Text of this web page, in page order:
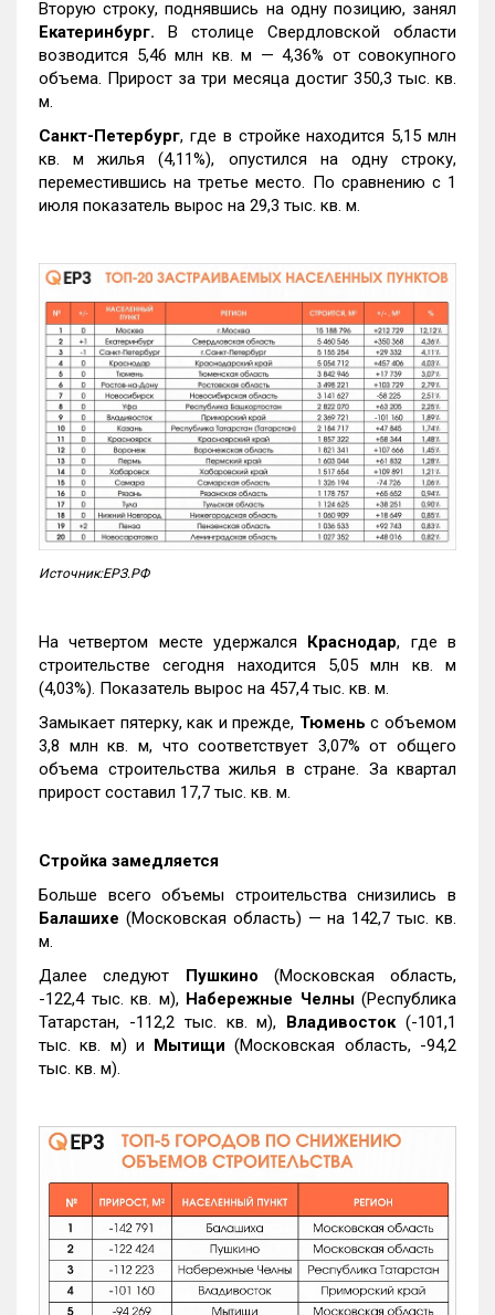
Вторую строку, поднявшись на одну позицию, занял
Екатеринбург. В столице Свердловской области
возводится 5,46 млн кв. м — 4,36% от совокупного
объема. Прирост за три месяца достиг 350,3 тыс. кв.
м.
Санкт-Петербург, где в стройке находится 5,15 млн
кв. м жилья (4,11%), опустился на одну строку,
переместившись на третье место. По сравнению с 1
июля показатель вырос на 29,3 тыс. кв. м.
Источник:ЕРЗ.РФ
На четвертом месте удержался Краснодар, где в
строительстве сегодня находится 5,05 млн кв. м
(4,03%). Показатель вырос на 457,4 тыс. кв. м.
Замыкает пятерку, как и прежде, Тюмень с объемом
3,8 млн кв. м, что соответствует 3,07% от общего
объема строительства жилья в стране. За квартал
прирост составил 17,7 тыс. кв. м.
Стройка замедляется
Больше всего объемы строительства снизились в
Балашихе (Московская область) — на 142,7 тыс. кв.
м.
Далее следуют Пушкино (Московская область,
-122,4 тыс. кв. м), Набережные Челны(Республика
Татарстан, -112,2 тыс. кв. м), Владивосток(-101,1
тыс. кв. м) и Мытищи (Московская область, -94,2
тыс. кв. м).